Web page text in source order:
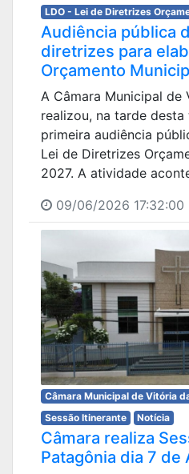
LDO - Lei de Diretrizes
Audiência pública
diretrizes para
Orçamento
A Câmara Municipal de
realizou, na tarde
primeira audiência
Lei de Diretrizes
2027. A atividade
09/06/2026 17:32:00
Câmara Municipal de Vitória
Sessão Itinerante
Notícia
Câmara realiza
Patagônia dia 7 de